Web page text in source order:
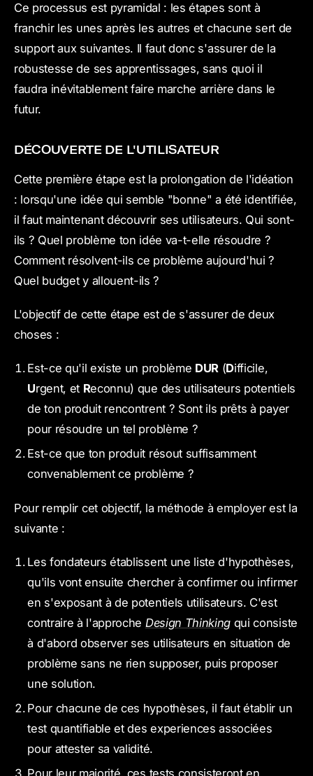
Ce processus est pyramidal : les étapes sont à
franchir les unes après les autres et chacune sert de
support aux suivantes. Il faut donc s'assurer de la
robustesse de ses apprentissages, sans quoi il
faudra inévitablement faire marche arrière dans le
futur.
DÉCOUVERTE DE L'UTILISATEUR
Cette première étape est la prolongation de l'idéation
: lorsqu'une idée qui semble "bonne" a été identifiée,
il faut maintenant découvrir ses utilisateurs. Qui sont-
ils ? Quel problème ton idée va-t-elle résoudre ?
Comment résolvent-ils ce problème aujourd'hui ?
Quel budget y allouent-ils ?
L'objectif de cette étape est de s'assurer de deux
choses :
Est-ce qu'il existe un problème DUR (Difficile,
Urgent, et Reconnu) que des utilisateurs potentiels
de ton produit rencontrent ? Sont ils prêts à payer
pour résoudre un tel problème ?
Est-ce que ton produit résout suffisamment
convenablement ce problème ?
Pour remplir cet objectif, la méthode à employer est la
suivante :
Les fondateurs établissent une liste d'hypothèses,
qu'ils vont ensuite chercher à confirmer ou infirmer
en s'exposant à de potentiels utilisateurs. C'est
contraire à l'approche Design Thinking qui consiste
à d'abord observer ses utilisateurs en situation de
problème sans ne rien supposer, puis proposer
une solution.
Pour chacune de ces hypothèses, il faut établir un
test quantifiable et des experiences associées
pour attester sa validité.